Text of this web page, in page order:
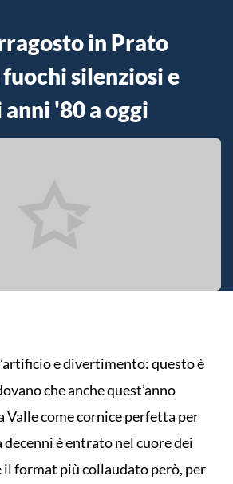
in Prato
silenziosi e
'80 a oggi
e divertimento: questo è
che anche quest’anno
Valle come cornice perfetta per
decenni è entrato nel cuore dei
il format più collaudato però, per